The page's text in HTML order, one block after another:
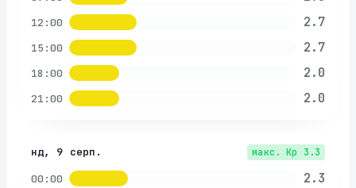
12:00 2.7
15:00 2.7
18:00 2.0
21:00 2.0
нд, 9 серп. макс. Kp 3.3
00:00 2.3